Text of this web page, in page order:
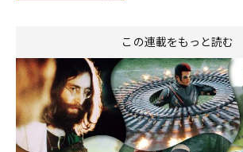
この連載をもっと読む